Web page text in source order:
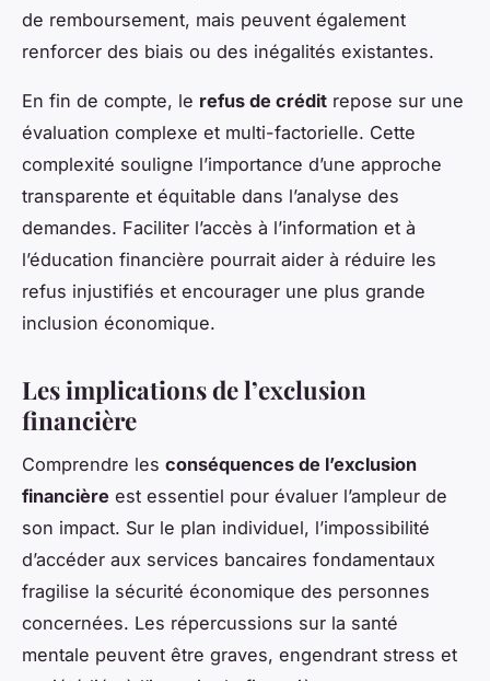
de remboursement, mais peuvent également
renforcer des biais ou des inégalités existantes.
En fin de compte, le refus de crédit repose sur une
évaluation complexe et multi-factorielle. Cette
complexité souligne l’importance d’une approche
transparente et équitable dans l’analyse des
demandes. Faciliter l’accès à l’information et à
l’éducation financière pourrait aider à réduire les
refus injustifiés et encourager une plus grande
inclusion économique.
Les implications de l’exclusion
financière
Comprendre les conséquences de l’exclusion
financière est essentiel pour évaluer l’ampleur de
son impact. Sur le plan individuel, l’impossibilité
d’accéder aux services bancaires fondamentaux
fragilise la sécurité économique des personnes
concernées. Les répercussions sur la santé
mentale peuvent être graves, engendrant stress et